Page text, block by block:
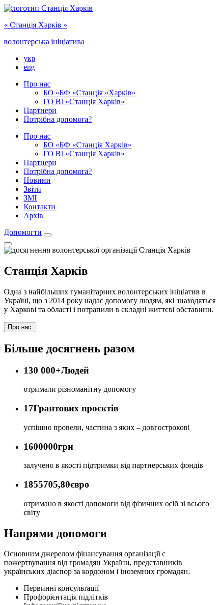
« Cтанція Харків »
волонтерська ініціатива
укр
eng
Про нас
БО «БФ «Станція «Харків»
ГО ‎ВІ «‎Станція Харків»
Партнери
Потрібна допомога?
Про нас
БО ‎«БФ «Станція Харків»
ГО ВІ «Станція Харків»
Партнери
Потрібна допомога?
Новини
Звіти
ЗМІ
Контакти
Архів
Допомогти
Станція Харків
Одна з найбільших гуманітарних волонтерських ініціатив в
Україні, що з 2014 року надає допомогу людям, які знаходяться
у Харкові та області і потрапили в складні життєві обставини.
Про нас
Більше досягнень разом
130 000+Людей
отримали різноманітну допомогу
17Грантових проєктів
успішно провели, частина з яких – довгострокові
1600000грн
залучено в якості підтримки від партнерських фондів
1855705,80євро
отримано в якості допомоги від фізичних осіб зі всього
світу
Напрями допомоги
Основним джерелом фінансування організації є
пожертвування від громадян України, представників
українських діаспор за кордоном і іноземних громадян.
Первинні консультації
Профорієнтація підлітків